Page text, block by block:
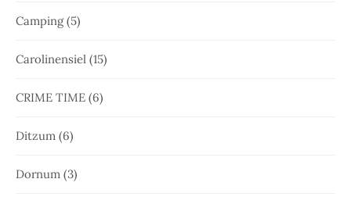
Camping(5)
Carolinensiel (15)
CRIME TIME (6)
Ditzum (6)
Dornum (3)